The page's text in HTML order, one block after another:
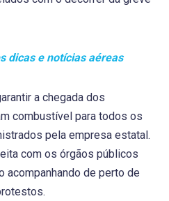
dicas e notícias aéreas
a chegada dos
combustível para todos os
pela empresa estatal.
com os órgãos públicos
acompanhando de perto de